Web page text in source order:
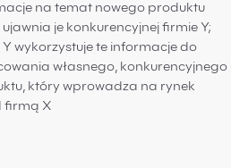
na temat nowego produktu
je konkurencyjnej firmie Y;
wykorzystuje te informacje do
własnego, konkurencyjnego
który wprowadza na rynek
firmą X